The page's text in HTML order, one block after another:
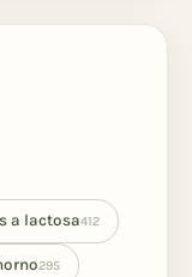
a lactosa412
295